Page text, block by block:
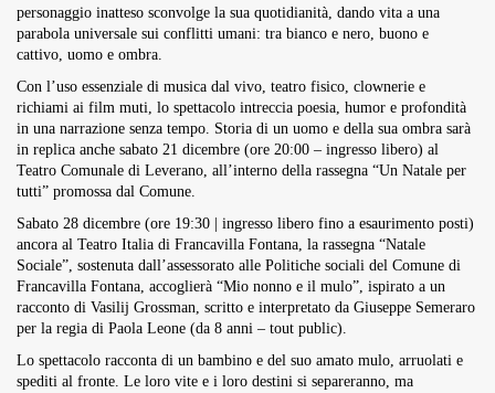
personaggio inatteso sconvolge la sua quotidianità, dando vita a una
parabola universale sui conflitti umani: tra bianco e nero, buono e
cattivo, uomo e ombra.
Con l’uso essenziale di musica dal vivo, teatro fisico, clownerie e
richiami ai film muti, lo spettacolo intreccia poesia, humor e profondità
in una narrazione senza tempo. Storia di un uomo e della sua ombra sarà
in replica anche sabato 21 dicembre (ore 20:00 – ingresso libero) al
Teatro Comunale di Leverano, all’interno della rassegna “Un Natale per
tutti” promossa dal Comune.
Sabato 28 dicembre (ore 19:30 | ingresso libero fino a esaurimento posti)
ancora al Teatro Italia di Francavilla Fontana, la rassegna “Natale
Sociale”, sostenuta dall’assessorato alle Politiche sociali del Comune di
Francavilla Fontana, accoglierà “Mio nonno e il mulo”, ispirato a un
racconto di Vasilij Grossman, scritto e interpretato da Giuseppe Semeraro
per la regia di Paola Leone (da 8 anni – tout public).
Lo spettacolo racconta di un bambino e del suo amato mulo, arruolati e
spediti al fronte. Le loro vite e i loro destini si separeranno, ma